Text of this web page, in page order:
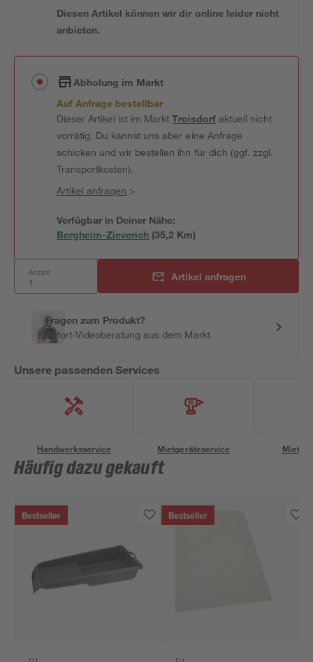
Diesen Artikel können wir dir online leider nicht
anbieten.
Abholung im Markt
Auf Anfrage bestellbar
Dieser Artikel ist im MarktTroisdorfaktuell nicht
vorrätig. Du kannst uns aber eine Anfrage
schicken und wir bestellen ihn für dich (ggf. zzgl.
Transportkosten).
Artikel anfragen >
Verfügbar in Deiner Nähe:
Bergheim-Zieverich (35,2 Km)
Anzahl: Artikel anfragen
Fragen zum Produkt?
Sofort-Videoberatung aus dem Markt
Unsere passenden Services
Handwerksservice Mietgeräteservice
Häufig dazu gekauft
Bestseller Bestseller